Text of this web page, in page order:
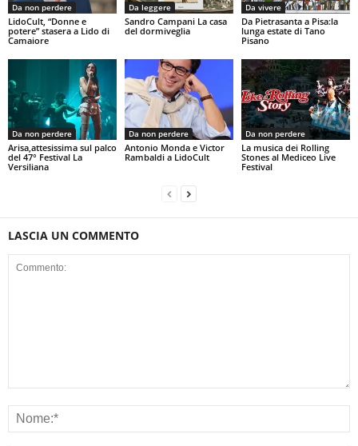
Da non perdere
LidoCult, “Donne e
potere” stasera a Lido di
Camaiore
Da leggere
Sandro Campani La casa
del dormiveglia
Da vivere
Da Pietrasanta a Pisa:la
lunga estate di Tano
Pisano
Da non perdere
Arisa,attesissima sul palco
del 47° Festival La
Versiliana
Da non perdere
Antonio Monda e Victor
Rambaldi a LidoCult
Da non perdere
La musica dei Rolling
Stones al Mediceo Live
Festival
LASCIA UN COMMENTO